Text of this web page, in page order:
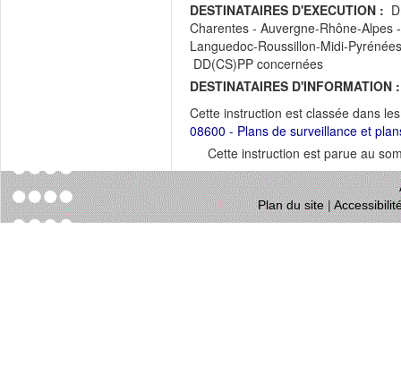
DESTINATAIRES D'EXECUTION :
Charentes - Auvergne-Rhône-Alpes
Languedoc-Roussillon-Midi-
DD(CS)PP concernées
DESTINATAIRES D'INFORMATION :
Cette instruction est classée dans
08600 - Plans de surveillance et
Cette instruction est parue au
Plan du site|